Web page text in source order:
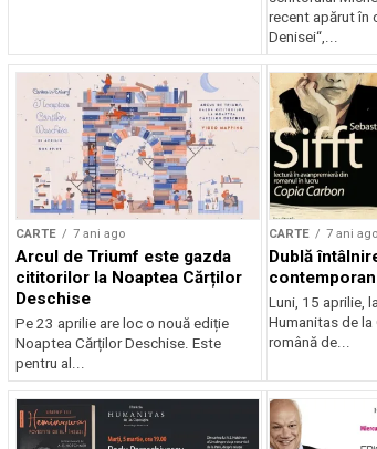
recent apărut în
Denisei“,...
CARTE 7 ani ago
Arcul de Triumf este gazda
cititorilor la Noaptea Cărților
Deschise
Pe 23 aprilie are loc o nouă ediție
Noaptea Cărților Deschise. Este
pentru al...
CARTE 7 ani ago
Dublă
Luni, 15 aprilie,
Humanitas de
română de...